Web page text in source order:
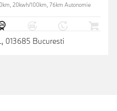
20kwh/100km, 76km Autonomie
013685 Bucuresti